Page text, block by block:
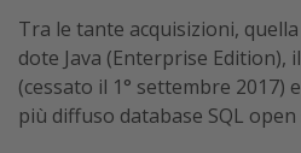
Tra le tante acquisizioni,
dote Java (Enterprise Edition),
(cessato il 1° settembre 2017)
più diffuso database SQL open